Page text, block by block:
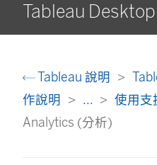
Tableau
Tableau 說明
作說明
... 使用支
Analytics (分析)